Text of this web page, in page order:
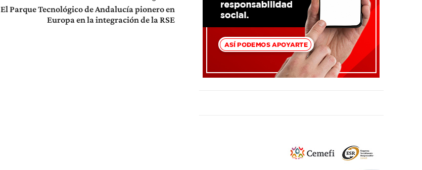
El Parque Tecnológico de Andalucía pionero en
Europa en la integración de la RSE